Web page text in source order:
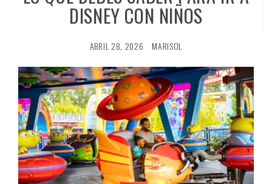
DISNEY CON NIÑOS
ABRIL 28, 2026 MARISOL